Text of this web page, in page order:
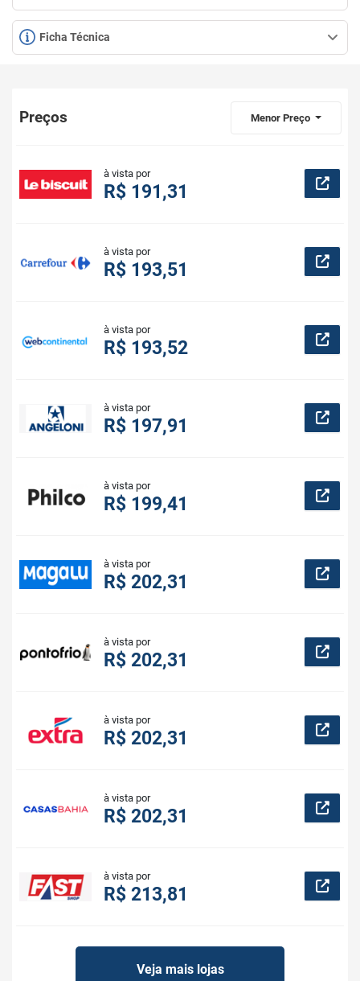
Ficha Técnica
Preços Menor Preço
à vista por
R$ 191,31
à vista por
R$ 193,51
à vista por
R$ 193,52
à vista por
R$ 197,91
à vista por
R$ 199,41
à vista por
R$ 202,31
à vista por
R$ 202,31
à vista por
R$ 202,31
à vista por
R$ 202,31
à vista por
R$ 213,81
Veja mais lojas